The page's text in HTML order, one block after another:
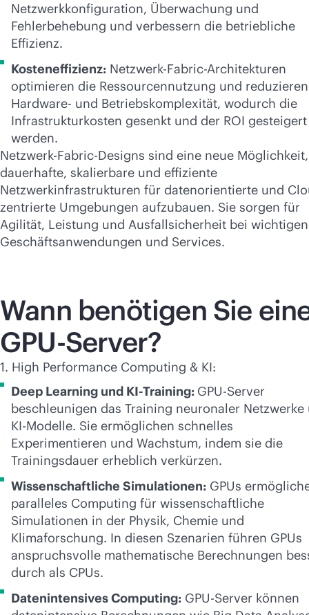
Netzwerkkonfiguration, Überwachung und
Fehlerbehebung und verbessern die betriebliche
Effizienz.
Kosteneffizienz: Netzwerk-Fabric-Architekturen
optimieren die Ressourcennutzung und
Hardware- und Betriebskomplexität, wodurch die
Infrastrukturkosten gesenkt und der ROI gesteigert
werden.
Netzwerk-Fabric-Designs sind eine neue Möglichkeit,
dauerhafte, skalierbare und effiziente
Netzwerkinfrastrukturen für datenorientierte und
zentrierte Umgebungen aufzubauen. Sie sorgen für
Agilität, Leistung und Ausfallsicherheit bei wichtigen
Geschäftsanwendungen und Services.
Wann benötigen Sie
GPU-Server?
1. High Performance Computing & KI:
Deep Learning und KI-Training: GPU-Server
beschleunigen das Training neuronaler Netzwerke
KI-Modelle. Sie ermöglichen schnelles
Experimentieren und Wachstum, indem sie die
Trainingsdauer erheblich verkürzen.
Wissenschaftliche Simulationen: GPUs
paralleles Computing für wissenschaftliche
Simulationen in der Physik, Chemie und
Klimaforschung. In diesen Szenarien führen GPUs
anspruchsvolle mathematische Berechnungen
durch als CPUs.
Datenintensives Computing: GPU-Server können